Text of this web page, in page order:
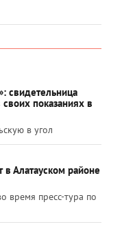
свидетельница
показаниях в
в угол
в Алатауском районе
время пресс-тура по